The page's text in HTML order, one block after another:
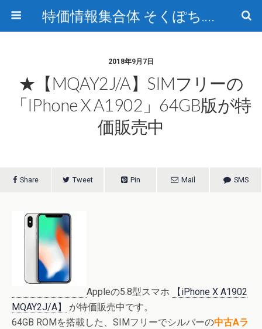
特価情報集合体 そくぽち.com
2018年9月7日
★【MQAY2J/A】SIMフリーの
「iPhone X A1902」64GB版が特
価販売中
Share Tweet Pin Mail SMS
Appleの5.8型スマホ
【iPhone X A1902
MQAY2J/A】
が特価販売中です。
64GB ROMを搭載した、SIMフリーでシルバーの中古Aラ